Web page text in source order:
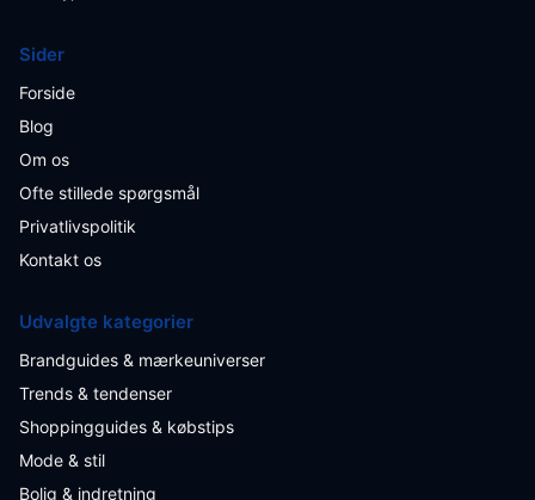
Sider
Forside
Blog
Om os
Ofte stillede spørgsmål
Privatlivspolitik
Kontakt os
Udvalgte kategorier
Brandguides & mærkeuniverser
Trends & tendenser
Shoppingguides & købstips
Mode & stil
Bolig & indretning